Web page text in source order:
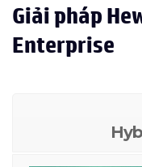
Giải pháp
Enterprise